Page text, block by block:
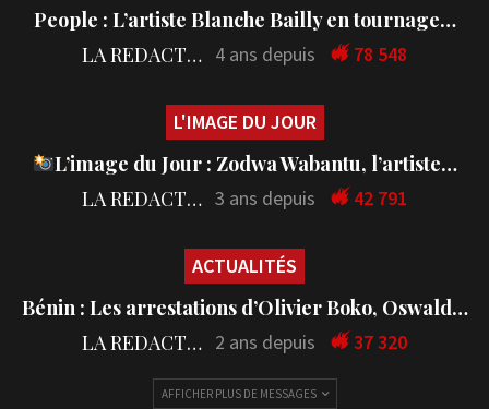
People : L’artiste Blanche Bailly en tournage…
LA REDACTION 4 ans depuis 78 548
L'IMAGE DU JOUR
L’image du Jour : Zodwa Wabantu, l’artiste…
LA REDACTION 3 ans depuis 42 791
ACTUALITÉS
Bénin : Les arrestations d’Olivier Boko, Oswald…
LA REDACTION 2 ans depuis 37 320
AFFICHER PLUS DE MESSAGES